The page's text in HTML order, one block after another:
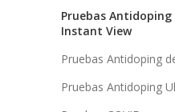
Pruebas Antidoping
Instant View
Pruebas Antidoping
Pruebas Antidoping